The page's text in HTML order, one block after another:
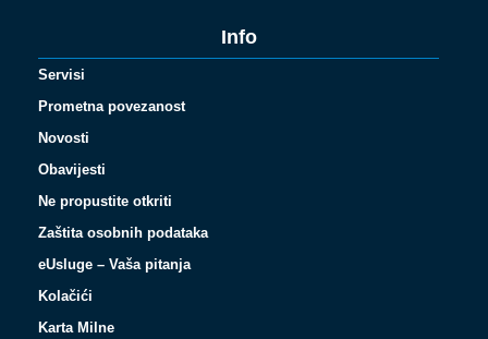
Info
Servisi
Prometna povezanost
Novosti
Obavijesti
Ne propustite otkriti
Zaštita osobnih podataka
eUsluge – Vaša pitanja
Kolačići
Karta Milne